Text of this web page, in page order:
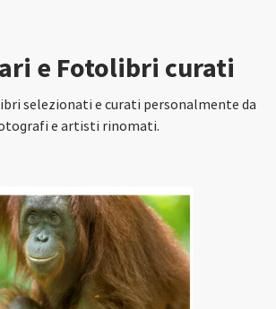
e Fotolibri curati
selezionati e curati personalmente da
e artisti rinomati.